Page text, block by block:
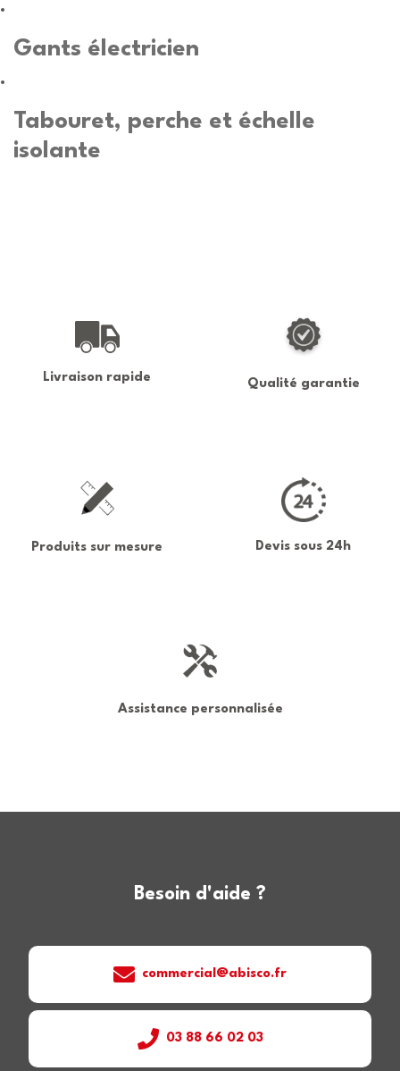
Gants électricien
Tabouret, perche et échelle
isolante
Livraison rapide Qualité garantie
Produits sur mesure Devis sous 24h
Assistance personnalisée
Besoin d'aide ?
commercial@abisco.fr
03 88 66 02 03